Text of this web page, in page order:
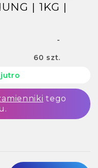
| 1KG |
-
60 szt.
jutro
tego